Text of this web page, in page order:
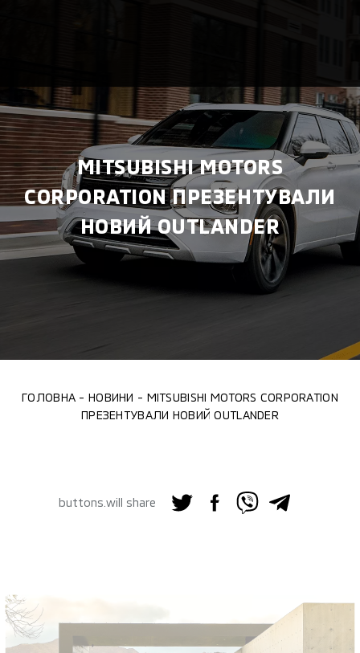
MITSUBISHI MOTORS
CORPORATION ПРЕЗЕНТУВАЛИ
НОВИЙ OUTLANDER
ГОЛОВНА НОВИНИ
MITSUBISHI MOTORS CORPORATION
ПРЕЗЕНТУВАЛИ НОВИЙ OUTLANDER
buttons.will share